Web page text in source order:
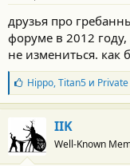
с
т
и
друзья про
форуме в 2012
не измениться. как
Б
л
а
г
о
д
а
Hippo,Titan5и Private
IIK
Well-Known